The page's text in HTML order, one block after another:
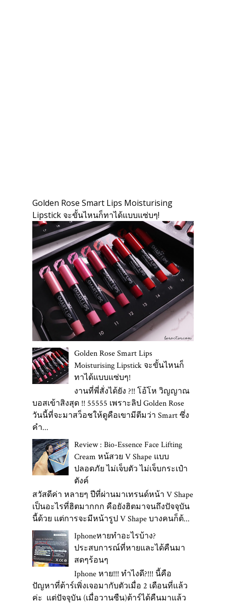
Golden Rose Smart Lips Moisturising
Lipstick จะขั้นไหนก็ทาได้แบบแซ่บๆ!
Golden Rose Smart Lips
Moisturising Lipstick จะขั้นไหนก็
ทาได้แบบแซ่บๆ!
งานที่พี่สั่งได้ยัง ?!! โอ้โห วิญญาณ
บอสเข้าสิงสุด !! 55555 เพราะลิป Golden Rose
วันนี้ที่จะมาสว็อชให้ดูคือเขามีตีมว่า Smart ซึ่ง
คำ...
Review : Bio-Essence Face Lifting
Cream หน้สวย V Shape แบบ
ปลอดภัย ไม่เจ็บตัว ไม่เจ็บกระเป๋า
ตังค์
สวัสดีค่า หลายๆ ปีที่ผ่านมาเทรนด์หน้า V Shape
เป็นอะไรที่ฮิตมากกก คือยังฮิตมาจนถึงปัจจุบัน
นี้ด้วย แต่การจะมีหน้ารูป V Shape บางคนก็ต้...
Iphoneหายทำอะไรบ้าง?
ประสบการณ์ที่หายและได้คืนมา
สดๆร้อนๆ
Iphone หาย!!! ทำไงดี?!!! นี้คือ
ปัญหาที่ต้าร์เพิ่งเจอมากับตัวเมื่อ 2 เดือนที่แล้ว
ค่ะ แต่ปัจจุบัน (เมื่อวานซืน)ต้าร์ได้คืนมาแล้ว